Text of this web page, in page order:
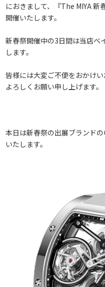
におきまして、『The MIYA 新
開催いたします。
新春祭開催中の3日間は当店ベ
します。
皆様には大変ご不便をおかけ
よろしくお願い申し上げます。
本日は新春祭の出展ブランド
いたします。